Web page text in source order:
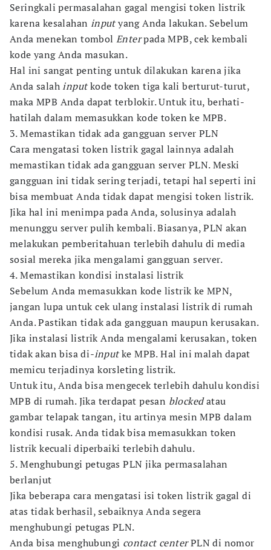
Seringkali permasalahan gagal mengisi token listrik
karena kesalahan inputyang Anda lakukan. Sebelum
Anda menekan tombol Enterpada MPB, cek kembali
kode yang Anda masukan.
Hal ini sangat penting untuk dilakukan karena jika
Anda salahinputkode token tiga kali berturut-turut,
maka MPB Anda dapat terblokir. Untuk itu, berhati-
hatilah dalam memasukkan kode token ke MPB.
3. Memastikan tidak ada gangguan server PLN
Cara mengatasi token listrik gagal lainnya adalah
memastikan tidak ada gangguan server PLN. Meski
gangguan ini tidak sering terjadi, tetapi hal seperti ini
bisa membuat Anda tidak dapat mengisi token listrik.
Jika hal ini menimpa pada Anda, solusinya adalah
menunggu server pulih kembali. Biasanya, PLN akan
melakukan pemberitahuan terlebih dahulu di media
sosial mereka jika mengalami gangguan server.
4. Memastikan kondisi instalasi listrik
Sebelum Anda memasukkan kode listrik ke MPN,
jangan lupa untuk cek ulang instalasi listrik di rumah
Anda. Pastikan tidak ada gangguan maupun kerusakan.
Jika instalasi listrik Anda mengalami kerusakan, token
tidak akan bisa di-inputke MPB. Hal ini malah dapat
memicu terjadinya korsleting listrik.
Untuk itu, Anda bisa mengecek terlebih dahulu kondisi
MPB di rumah. Jika terdapat pesan blockedatau
gambar telapak tangan, itu artinya mesin MPB dalam
kondisi rusak. Anda tidak bisa memasukkan token
listrik kecuali diperbaiki terlebih dahulu.
5. Menghubungi petugas PLN jika permasalahan
berlanjut
Jika beberapa cara mengatasi isi token listrik gagal di
atas tidak berhasil, sebaiknya Anda segera
menghubungi petugas PLN.
Anda bisa menghubungi contact centerPLN di nomor